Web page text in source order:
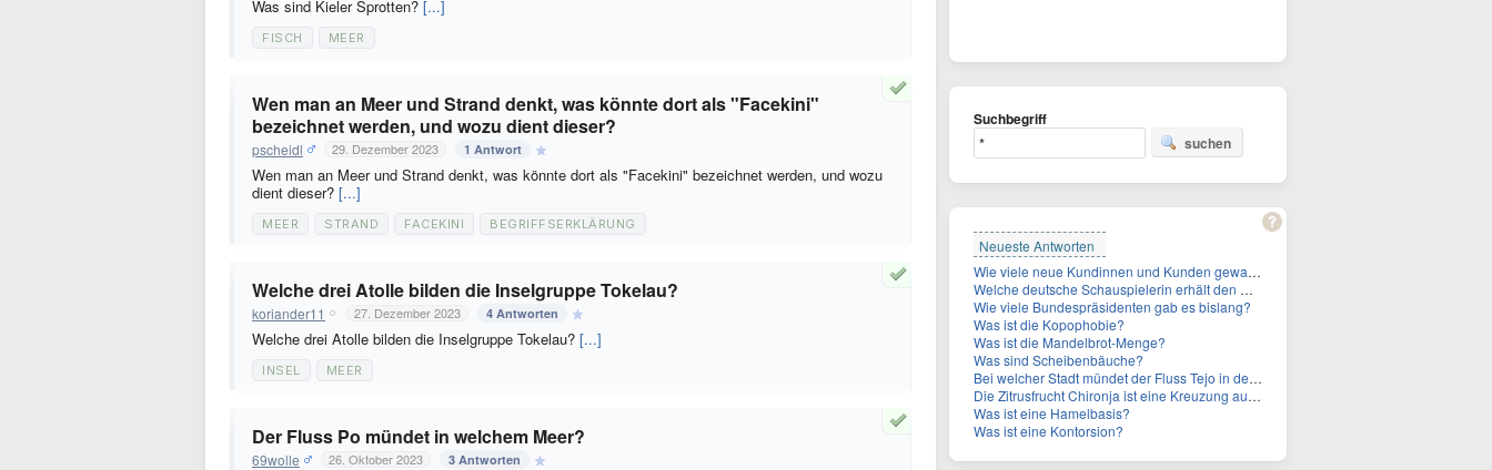
Was sind Kieler Sprotten? [...]
FISCH MEER
Wen man an Meer und Strand denkt, was könnte dort als "Facekini"
bezeichnet werden, und wozu dient dieser?
pscheidl 29. Dezember 2023 1 Antwort
Wen man an Meer und Strand denkt, was könnte dort als "Facekini" bezeichnet werden, und wozu
dient dieser? [...]
MEER STRAND FACEKINI BEGRIFFSERKLÄRUNG
Welche drei Atolle bilden die Inselgruppe Tokelau?
koriander11 27. Dezember 2023 4 Antworten
Welche drei Atolle bilden die Inselgruppe Tokelau? [...]
INSEL MEER
Der Fluss Po mündet in welchem Meer?
69wolle 26. Oktober 2023 3 Antworten
Suchbegriff
suchen
Neueste Antworten
Wie viele neue Kundinnen und Kunden gewann MagentaTV allein durch die WM hinzu?
Welche deutsche Schauspielerin erhält den Deutschen Kulturpolitikpreis?
Wie viele Bundespräsidenten gab es bislang?
Was ist die Kopophobie?
Was ist die Mandelbrot-Menge?
Was sind Scheibenbäuche?
Bei welcher Stadt mündet der Fluss Tejo in den Atlantik?
Die Zitrusfrucht Chironja ist eine Kreuzung aus welchen Früchten?
Was ist eine Hamelbasis?
Was ist eine Kontorsion?